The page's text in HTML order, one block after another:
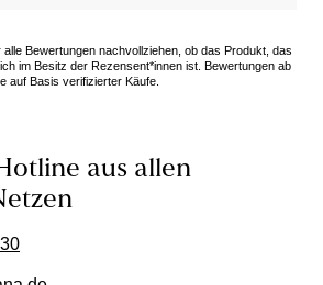
Bewertungen nachvollziehen, ob das Produkt, das
im Besitz der Rezensent*innen ist. Bewertungen ab
auf Basis verifizierter Käufe.
aus allen